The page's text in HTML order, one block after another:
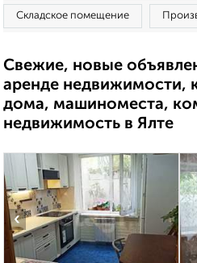
Складское помещение
Свежие, новые
аренде недвижимости,
дома, машиноместа,
недвижимость в Ялте
‹